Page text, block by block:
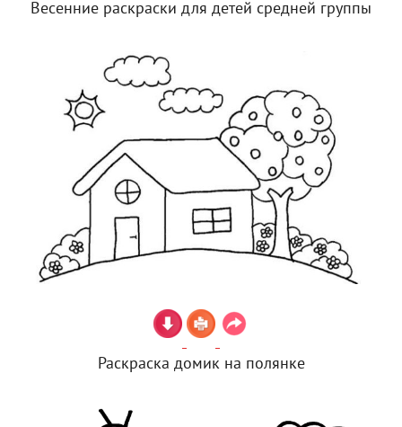
Весенние раскраски для детей средней группы
Раскраска домик на полянке